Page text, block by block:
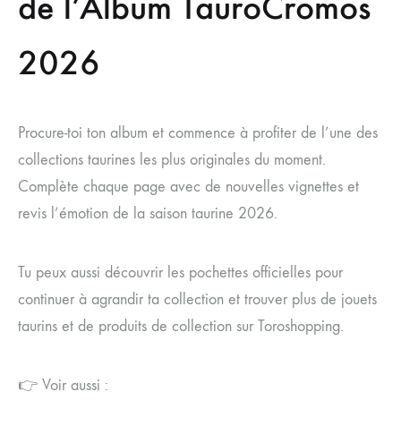
2026
Procure-toi ton album et commence à profiter de l’une des
collections taurines les plus originales du moment.
Complète chaque page avec de nouvelles vignettes et
revis l’émotion de la saison taurine 2026.
Tu peux aussi découvrir les pochettes officielles pour
continuer à agrandir ta collection et trouver plus de jouets
taurins et de produits de collection sur Toroshopping.
👉 Voir aussi :